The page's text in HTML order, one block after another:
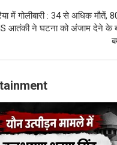
में गोलीबारी : 34 से अधिक मौतें,
आतंकी ने घटना को अंजाम देने के